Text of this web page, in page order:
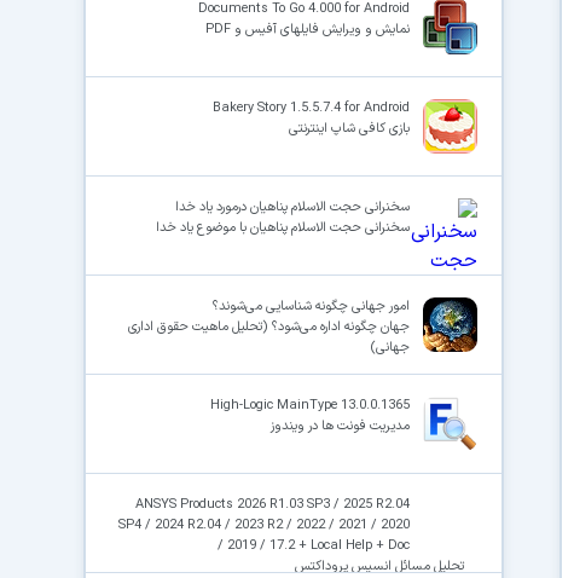
Documents To Go 4.000 for Android
نمایش و ویرایش فایلهای آفیس و PDF
Bakery Story 1.5.5.7.4 for Android
بازی کافی شاپ اینترنتی
سخنرانی حجت الاسلام پناهیان درمورد یاد خدا
سخنرانی حجت الاسلام پناهیان با موضوع یاد خدا
امور جهانی چگونه شناسایی می‌شوند؟
جهان چگونه اداره می‌شود؟ (تحلیل ماهیت حقوق اداری
جهانی)
High-Logic MainType 13.0.0.1365
مدیریت فونت ها در ویندوز
ANSYS Products 2026 R1.03 SP3 / 2025 R2.04
SP4 / 2024 R2.04 / 2023 R2 / 2022 / 2021 / 2020
/ 2019 / 17.2 + Local Help + Doc
تحلیل مسائل انسیس پروداکتس